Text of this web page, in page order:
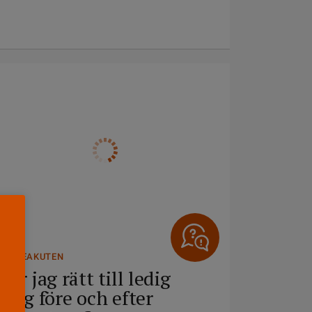
FRÅGEAKUTEN
Har jag rätt till ledig
helg före och efter